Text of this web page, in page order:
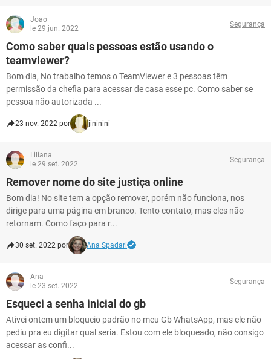
Joao
le 29 jun. 2022
Segurança
Como saber quais pessoas estão usando o
teamviewer?
Bom dia, No trabalho temos o TeamViewer e 3 pessoas têm
permissão da chefia para acessar de casa esse pc. Como saber se
pessoa não autorizada ...
23 nov. 2022 por jininini
Liliana
le 29 set. 2022
Segurança
Remover nome do site justiça online
Bom dia! No site tem a opção remover, porém não funciona, nos
dirige para uma página em branco. Tento contato, mas eles não
retornam. Como faço para r...
30 set. 2022 por Ana Spadari
Ana
le 23 set. 2022
Segurança
Esqueci a senha inicial do gb
Ativei ontem um bloqueio padrão no meu Gb WhatsApp, mas ele não
pediu pra eu digitar qual seria. Estou com ele bloqueado, não consigo
acessar as confi...